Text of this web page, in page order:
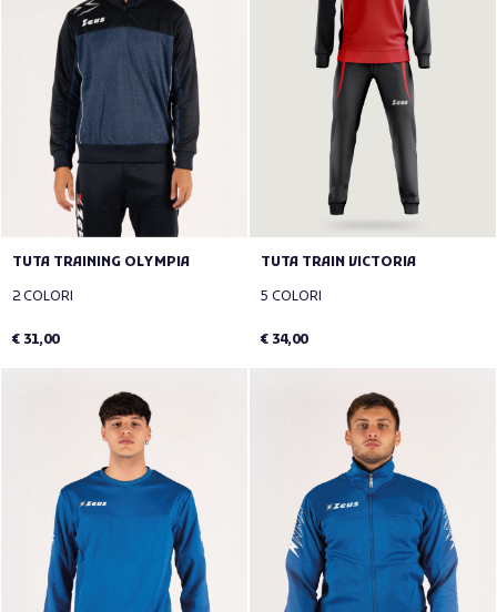
TUTA TRAINING OLYMPIA
2 COLORI
€ 31,00
TUTA TRAIN VICTORIA
5 COLORI
€ 34,00